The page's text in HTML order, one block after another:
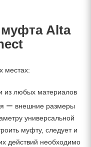
Alta
местах:
из любых материалов
ー внешние размеры
универсальной
муфту, следует и
действий необходимо